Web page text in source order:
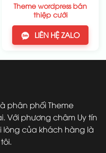
Theme wordpress bán
thiệp cưới
LIÊN HỆ ZALO
phân phối Theme
Với phương châm Uy tín
lòng của khách hàng là